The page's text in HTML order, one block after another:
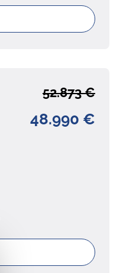
48.990 €
52.873 €